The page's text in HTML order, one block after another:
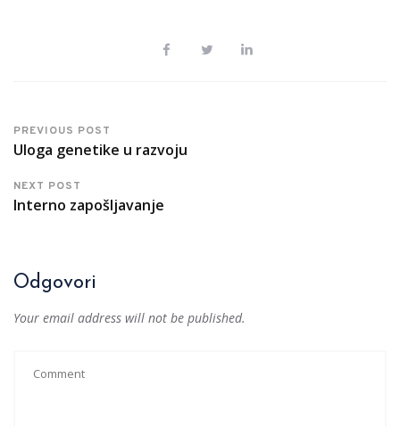
PREVIOUS POST
Uloga genetike u razvoju
NEXT POST
Interno zapošljavanje
Odgovori
Your email address will not be published.